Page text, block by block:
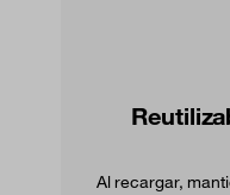
Al recargar,